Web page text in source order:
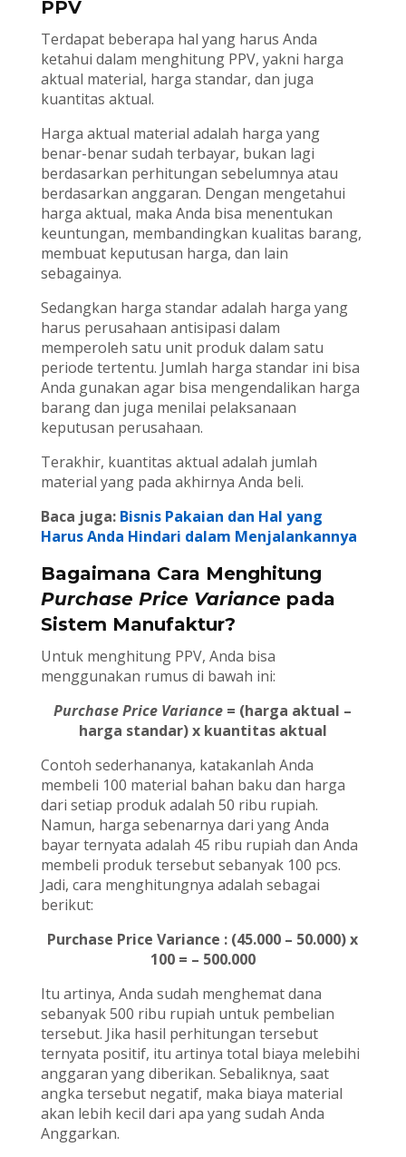
PPV
Terdapat beberapa hal yang harus Anda
ketahui dalam menghitung PPV, yakni harga
aktual material, harga standar, dan juga
kuantitas aktual.
Harga aktual material adalah harga yang
benar-benar sudah terbayar, bukan lagi
berdasarkan perhitungan sebelumnya atau
berdasarkan anggaran. Dengan mengetahui
harga aktual, maka Anda bisa menentukan
keuntungan, membandingkan kualitas barang,
membuat keputusan harga, dan lain
sebagainya.
Sedangkan harga standar adalah harga yang
harus perusahaan antisipasi dalam
memperoleh satu unit produk dalam satu
periode tertentu. Jumlah harga standar ini bisa
Anda gunakan agar bisa mengendalikan harga
barang dan juga menilai pelaksanaan
keputusan perusahaan.
Terakhir, kuantitas aktual adalah jumlah
material yang pada akhirnya Anda beli.
Baca juga: Bisnis Pakaian dan Hal yang
Harus Anda Hindari dalam Menjalankannya
Bagaimana Cara Menghitung
Purchase Price Variance pada
Sistem Manufaktur?
Untuk menghitung PPV, Anda bisa
menggunakan rumus di bawah ini:
Purchase Price Variance = (harga aktual –
harga standar) x kuantitas aktual
Contoh sederhananya, katakanlah Anda
membeli 100 material bahan baku dan harga
dari setiap produk adalah 50 ribu rupiah.
Namun, harga sebenarnya dari yang Anda
bayar ternyata adalah 45 ribu rupiah dan Anda
membeli produk tersebut sebanyak 100 pcs.
Jadi, cara menghitungnya adalah sebagai
berikut:
Purchase Price Variance : (45.000 – 50.000) x
100 = – 500.000
Itu artinya, Anda sudah menghemat dana
sebanyak 500 ribu rupiah untuk pembelian
tersebut. Jika hasil perhitungan tersebut
ternyata positif, itu artinya total biaya melebihi
anggaran yang diberikan. Sebaliknya, saat
angka tersebut negatif, maka biaya material
akan lebih kecil dari apa yang sudah Anda
Anggarkan.